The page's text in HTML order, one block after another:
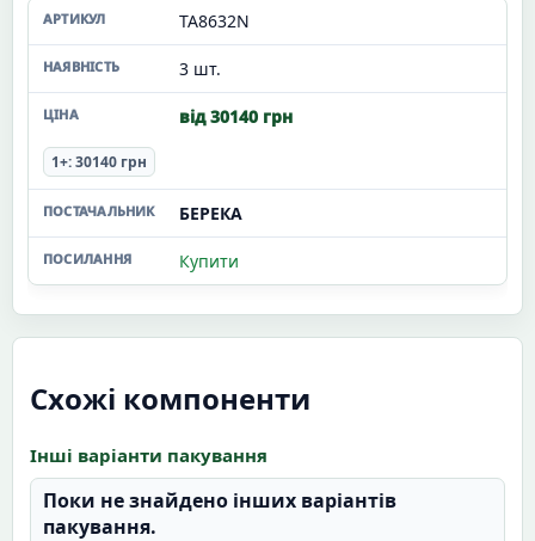
TA8632N
3 шт.
від 30140 грн
1+: 30140 грн
БЕРЕКА
Купити
Схожі компоненти
Інші варіанти пакування
Поки не знайдено інших варіантів
пакування.